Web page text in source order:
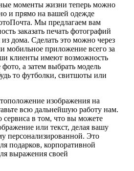
моменты жизни теперь можно
и прямо на вашей одежде
Мы предлагаем вам
заказать печать фотографий
дома. Сделать это можно через
мобильное приложение всего за
клиенты имеют возможность
а затем выбрать модель
то футболки, свитшоты или
изображения на
всю дальнейшую работу нам.
сервиса в том, что вы можете
или текст, делая вашу
персонализированной. Это
подарков, корпоративной
выражения своей